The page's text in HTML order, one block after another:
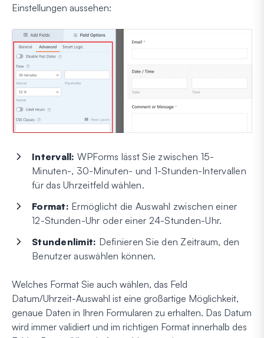
Einstellungen aussehen:
Intervall: WPForms lässt Sie zwischen 15-
Minuten-, 30-Minuten- und 1-Stunden-Intervallen
für das Uhrzeitfeld wählen.
Format: Ermöglicht die Auswahl zwischen einer
12-Stunden-Uhr oder einer 24-Stunden-Uhr.
Stundenlimit: Definieren Sie den Zeitraum, den
Benutzer auswählen können.
Welches Format Sie auch wählen, das Feld
Datum/Uhrzeit-Auswahl ist eine großartige Möglichkeit,
genaue Daten in Ihren Formularen zu erhalten. Das Datum
wird immer validiert und im richtigen Format innerhalb des